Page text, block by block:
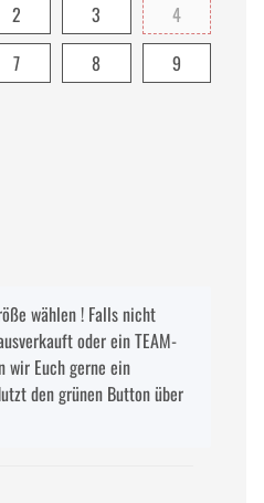
2 3
4
7 8
9
wählen ! Falls nicht
oder ein TEAM-
Euch gerne ein
den grünen Button über